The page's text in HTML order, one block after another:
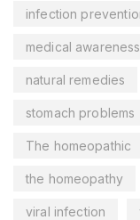
infection
medical awareness
natural remedies
stomach problems
The homeopathic
the homeopathy
viral infection